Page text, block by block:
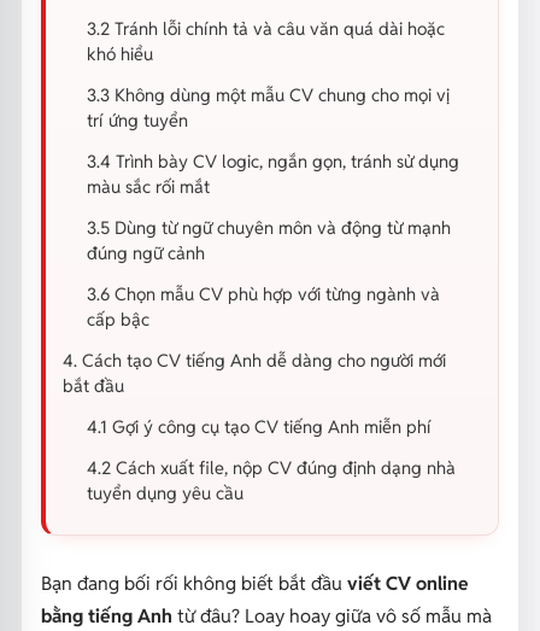
3.2 Tránh lỗi chính tả và câu văn quá dài hoặc
khó hiểu
3.3 Không dùng một mẫu CV chung cho mọi vị
trí ứng tuyển
3.4 Trình bày CV logic, ngắn gọn, tránh sử dụng
màu sắc rối mắt
3.5 Dùng từ ngữ chuyên môn và động từ mạnh
đúng ngữ cảnh
3.6 Chọn mẫu CV phù hợp với từng ngành và
cấp bậc
4. Cách tạo CV tiếng Anh dễ dàng cho người mới
bắt đầu
4.1 Gợi ý công cụ tạo CV tiếng Anh miễn phí
4.2 Cách xuất file, nộp CV đúng định dạng nhà
tuyển dụng yêu cầu
Bạn đang bối rối không biết bắt đầu viết CV online
bằng tiếng Anh từ đâu? Loay hoay giữa vô số mẫu mà